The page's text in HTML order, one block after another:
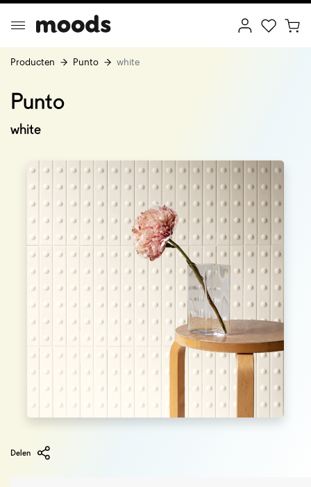
Minimalism
Producten Punto white
Punto
white
Delen